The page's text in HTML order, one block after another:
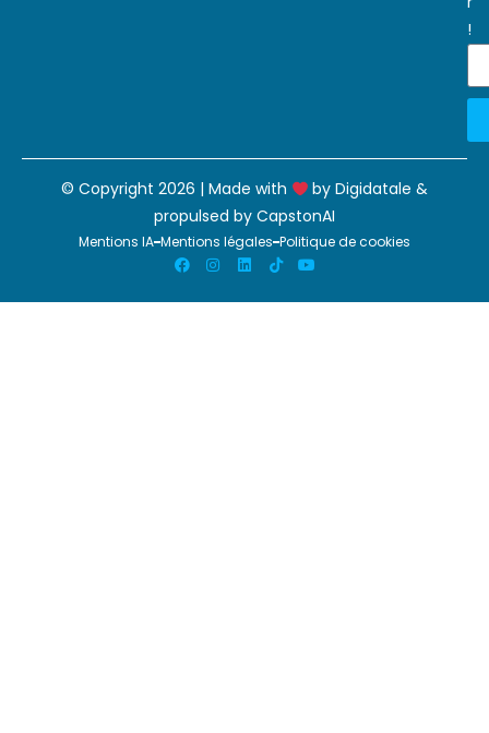
!
© Copyright 2026 | Made with byDigidatale &
propulsed by CapstonAI
Mentions IA Mentions légales Politique de cookies